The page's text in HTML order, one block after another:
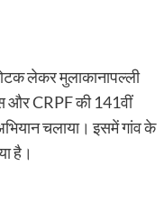
लेकर मुलाकानापल्ली
और CRPF की 141वीं
चलाया। इसमें गांव के
है।